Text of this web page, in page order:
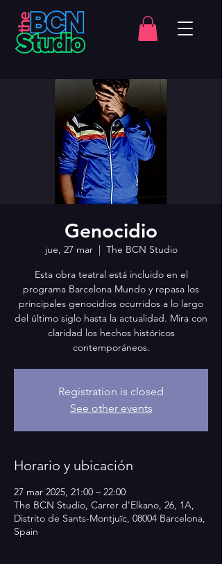
Genocidio
jue, 27 mar
  |
The BCN Studio
Esta obra teatral está incluido en el
programa Barcelona Mundo y repasa los
principales genocidios ocurridos a lo largo
del último siglo hasta la actualidad. Mira con
claridad los hechos históricos
contemporáneos.
Registration is closed
See other events
Horario y ubicación
27 mar 2025, 21:00 – 22:00
The BCN Studio, Carrer d'Elkano, 26, 1A,
Distrito de Sants-Montjuïc, 08004 Barcelona,
Spain